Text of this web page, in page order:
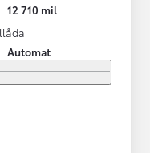
12 710 mil
Automat